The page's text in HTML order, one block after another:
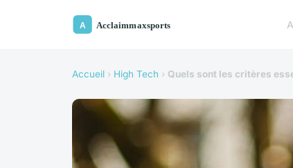
Accueil › High Tech › Quels sont les critères